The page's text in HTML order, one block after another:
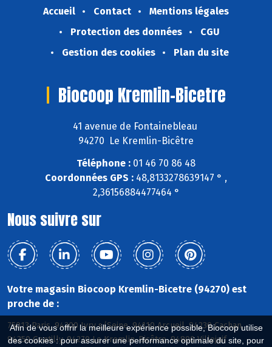
Afin de vous offrir la meilleure expérience possible, Biocoop utilise
des cookies : pour assurer une performance optimale du site, pour
Accueil Contact
Mentions légales
Protection des données
CGU
Gestion des cookies
Plan du site
Biocoop Kremlin-Bicetre
41 avenue de Fontainebleau
94270 Le Kremlin-Bicêtre
Téléphone : 01 46 70 86 48
Coordonnées GPS : 48,8133278639147 ° ,
2,36156884477464 °
Nous suivre sur
Votre magasin Biocoop Kremlin-Bicetre (94270) est
proche de :
75013 Paris, 94200 Ivry s/Seine, 94110 Arcueil, 94230 Cachan,
94250 Gentilly, 94270 Le Kremlin-Bicêtre, 94800 Villejuif